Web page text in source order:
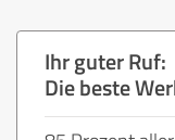
Ihr guter Ruf:
Die beste